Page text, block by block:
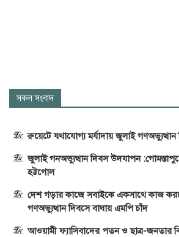
সকল সংবাদ
রুয়েটে যথাযোগ্য মর্যাদায় জুলাই
জুলাই গনঅভ্যুত্থান দিবস উদযাপন
হট্টগোল
দেশ গড়ার কাজে সবাইকে একসাথে কাজ
গণঅভ্যুত্থান দিবসে বাঘায় এমপি চাঁদ
আওয়ামী ফ্যাসিবাদের পতন ও ছাত্র-জনতার